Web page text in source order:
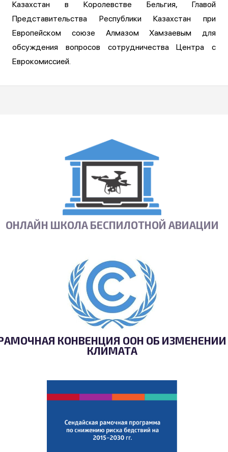
Казахстан в Королевстве Бельгия, Главой
Представительства Республики Казахстан при
Европейском союзе Алмазом Хамзаевым для
обсуждения вопросов сотрудничества Центра с
Еврокомиссией.
ОНЛАЙН ШКОЛА БЕСПИЛОТНОЙ АВИАЦИИ
КОНВЕНЦИЯ ООН ОБ ИЗМЕНЕНИИ
КЛИМАТА